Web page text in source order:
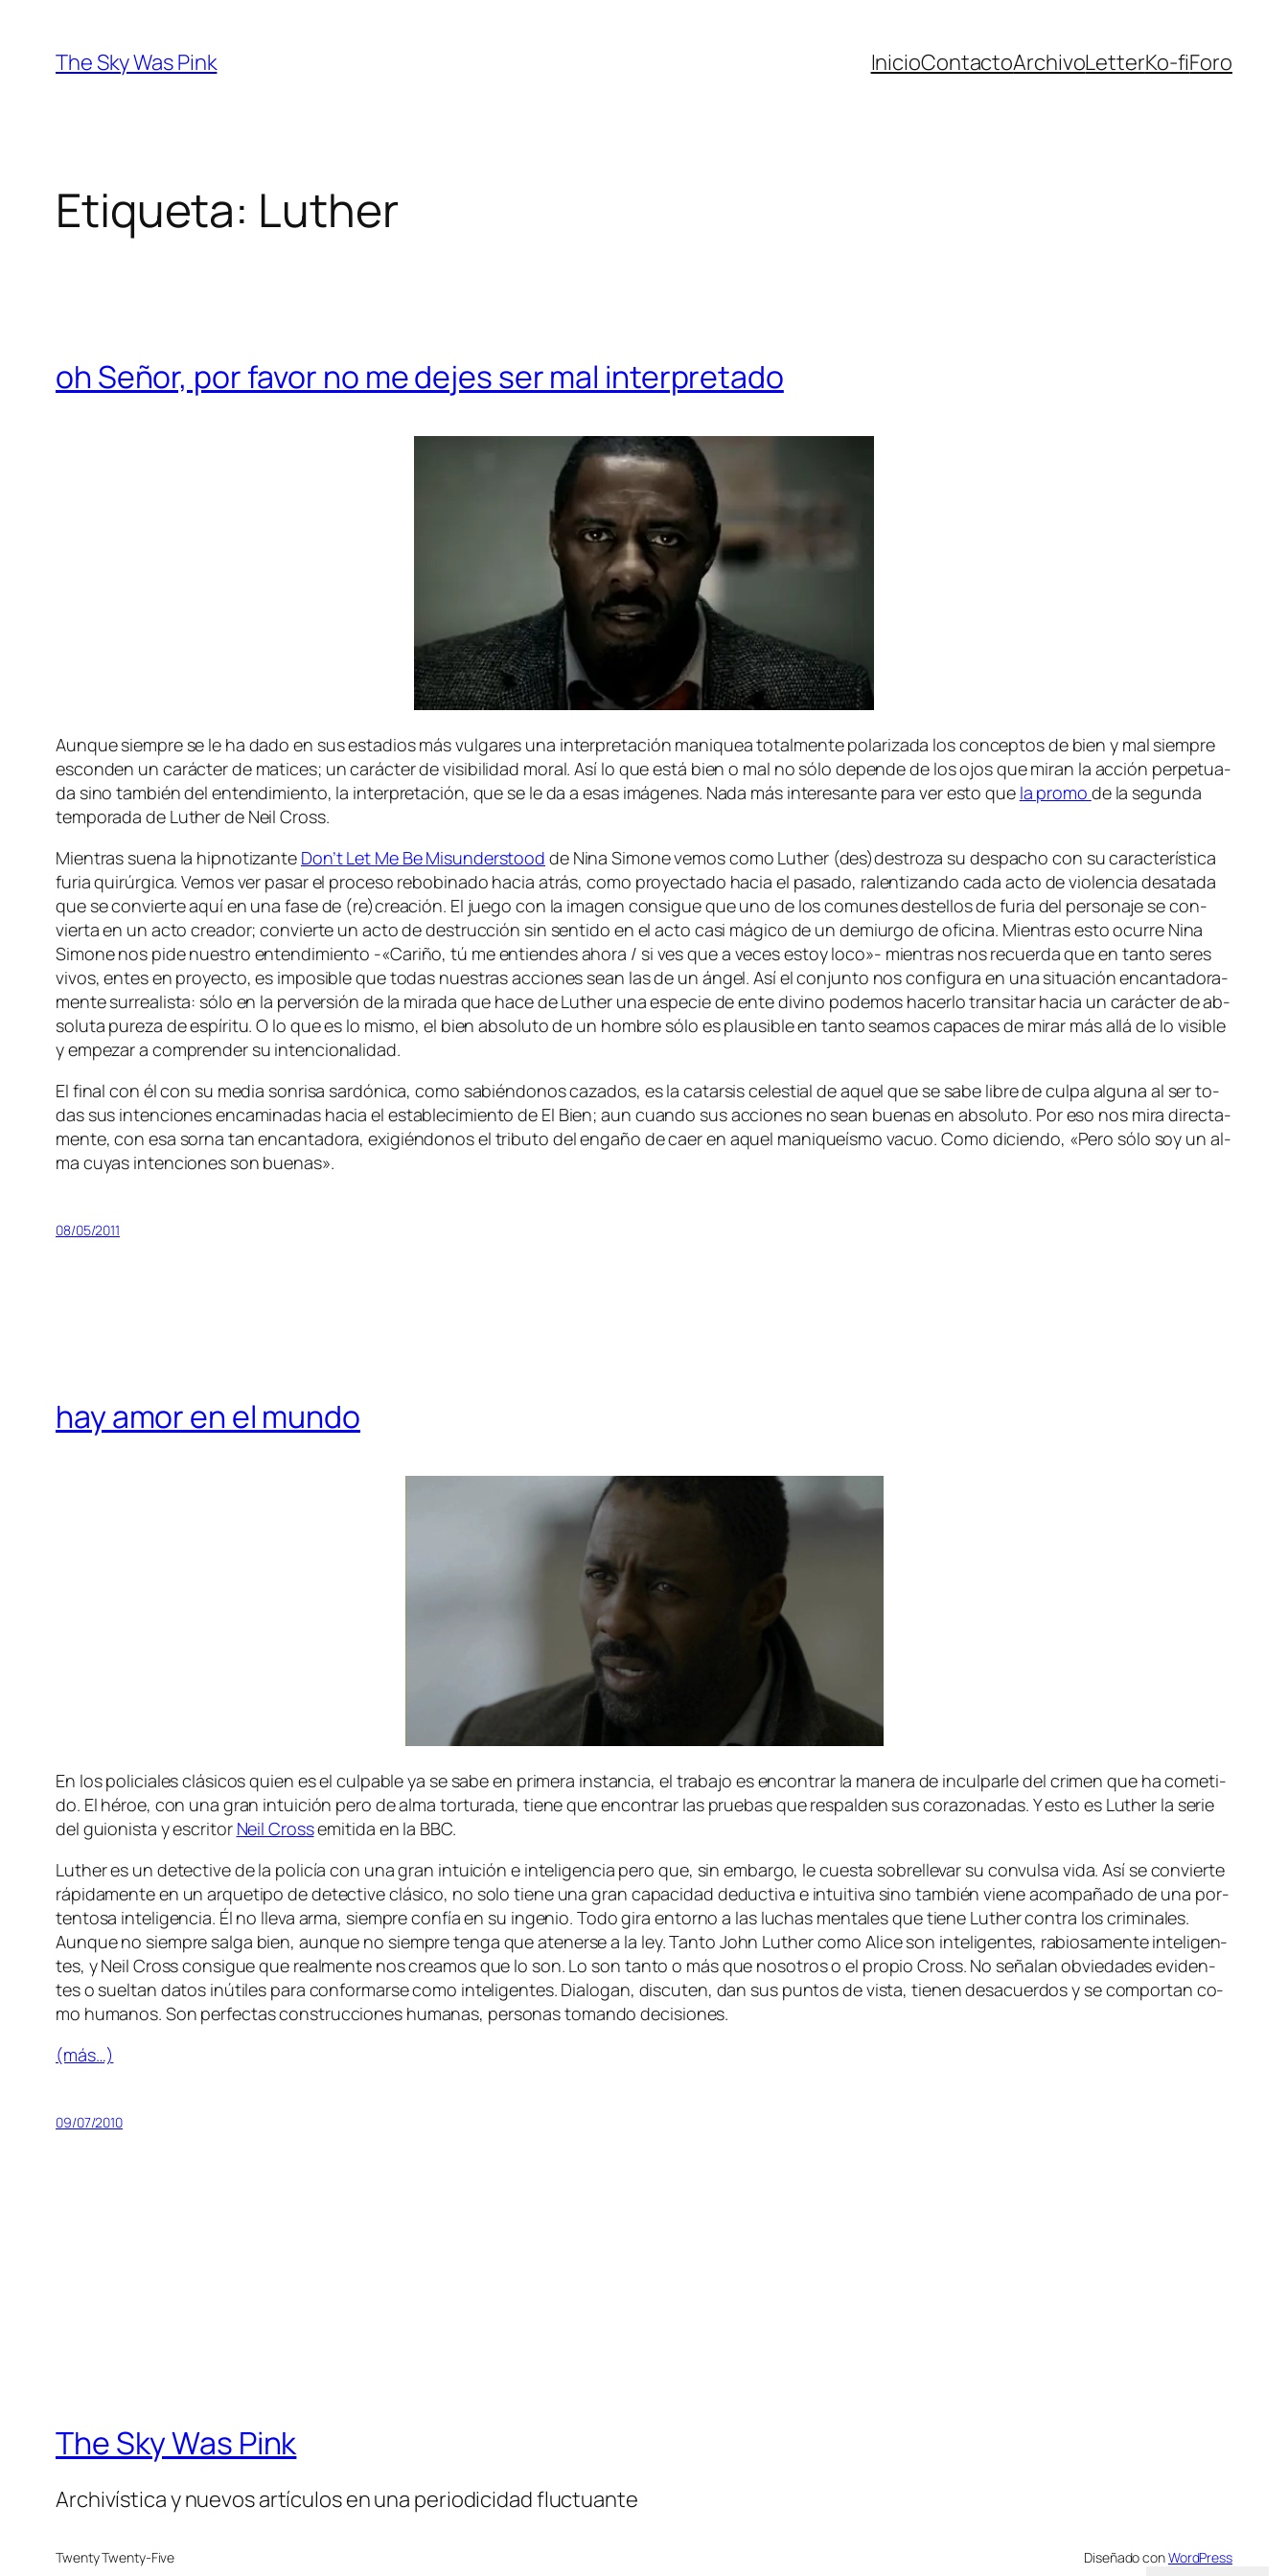
contenido
The Sky Was Pink InicioContactoArchivoLetterKo-fiForo
Etiqueta: Luther
oh Señor, por favor no me dejes ser mal interpretado
Aunque siem­pre se le ha da­do en sus es­ta­dios más vul­ga­res una in­ter­pre­ta­ción ma­ni­quea to­tal­men­te po­la­ri­za­da los con­cep­tos de bien y mal siem­pre
es­con­den un ca­rác­ter de ma­ti­ces; un ca­rác­ter de vi­si­bi­li­dad mo­ral. Así lo que es­tá bien o mal no só­lo de­pen­de de los ojos que mi­ran la ac­ción per­pe­tua­
da sino tam­bién del en­ten­di­mien­to, la in­ter­pre­ta­ción, que se le da a esas imá­ge­nes. Nada más in­tere­san­te pa­ra ver es­to que la pro­mo de la se­gun­da
tem­po­ra­da de Luther de Neil Cross.
Mientras sue­na la hip­no­ti­zan­te Don’t Let Me Be Misunderstood de Nina Simone ve­mos co­mo Luther (des)destroza su des­pa­cho con su ca­rac­te­rís­ti­ca
fu­ria qui­rúr­gi­ca. Vemos ver pa­sar el pro­ce­so re­bo­bi­na­do ha­cia atrás, co­mo pro­yec­ta­do ha­cia el pa­sa­do, ra­len­ti­zan­do ca­da ac­to de vio­len­cia des­ata­da
que se con­vier­te aquí en una fa­se de (re)creación. El jue­go con la ima­gen con­si­gue que uno de los co­mu­nes des­te­llos de fu­ria del per­so­na­je se con­
vier­ta en un ac­to crea­dor; con­vier­te un ac­to de des­truc­ción sin sen­ti­do en el ac­to ca­si má­gi­co de un de­miur­go de ofi­ci­na. Mientras es­to ocu­rre Nina
Simone nos pi­de nues­tro en­ten­di­mien­to -«Cariño, tú me en­tien­des aho­ra / si ves que a ve­ces es­toy lo­co»- mien­tras nos re­cuer­da que en tan­to se­res
vi­vos, en­tes en pro­yec­to, es im­po­si­ble que to­das nues­tras ac­cio­nes sean las de un án­gel. Así el con­jun­to nos con­fi­gu­ra en una si­tua­ción en­can­ta­do­ra­
men­te su­rrea­lis­ta: só­lo en la per­ver­sión de la mi­ra­da que ha­ce de Luther una es­pe­cie de en­te di­vino po­de­mos ha­cer­lo tran­si­tar ha­cia un ca­rác­ter de ab­
so­lu­ta pu­re­za de es­pí­ri­tu. O lo que es lo mis­mo, el bien ab­so­lu­to de un hom­bre só­lo es plau­si­ble en tan­to sea­mos ca­pa­ces de mi­rar más allá de lo vi­si­ble
y em­pe­zar a com­pren­der su intencionalidad.
El fi­nal con él con su me­dia son­ri­sa sar­dó­ni­ca, co­mo sa­bién­do­nos ca­za­dos, es la ca­tar­sis ce­les­tial de aquel que se sa­be li­bre de cul­pa al­gu­na al ser to­
das sus in­ten­cio­nes en­ca­mi­na­das ha­cia el es­ta­ble­ci­mien­to de El Bien; aun cuan­do sus ac­cio­nes no sean bue­nas en ab­so­lu­to. Por eso nos mi­ra di­rec­ta­
men­te, con esa sor­na tan en­can­ta­do­ra, exi­gién­do­nos el tri­bu­to del en­ga­ño de caer en aquel ma­ni­queís­mo va­cuo. Como di­cien­do, «Pero só­lo soy un al­
ma cu­yas in­ten­cio­nes son buenas».
08/05/2011
hay amor en el mundo
En los po­li­cia­les clá­si­cos quien es el cul­pa­ble ya se sa­be en pri­me­ra ins­tan­cia, el tra­ba­jo es en­con­trar la ma­ne­ra de in­cul­par­le del cri­men que ha co­me­ti­
do. El hé­roe, con una gran in­tui­ción pe­ro de al­ma tor­tu­ra­da, tie­ne que en­con­trar las prue­bas que res­pal­den sus co­ra­zo­na­das. Y es­to es Luther la se­rie
del guio­nis­ta y es­cri­tor Neil Crossemi­ti­da en la BBC.
Luther es un de­tec­ti­ve de la po­li­cía con una gran in­tui­ción e in­te­li­gen­cia pe­ro que, sin em­bar­go, le cues­ta so­bre­lle­var su con­vul­sa vi­da. Así se con­vier­te
rá­pi­da­men­te en un ar­que­ti­po de de­tec­ti­ve clá­si­co, no so­lo tie­ne una gran ca­pa­ci­dad de­duc­ti­va e in­tui­ti­va sino tam­bién vie­ne acom­pa­ña­do de una por­
ten­to­sa in­te­li­gen­cia. Él no lle­va ar­ma, siem­pre con­fía en su in­ge­nio. Todo gi­ra en­torno a las lu­chas men­ta­les que tie­ne Luther con­tra los cri­mi­na­les.
Aunque no siem­pre sal­ga bien, aun­que no siem­pre ten­ga que ate­ner­se a la ley. Tanto John Luther co­mo Alice son in­te­li­gen­tes, ra­bio­sa­men­te in­te­li­gen­
tes, y Neil Cross con­si­gue que real­men­te nos crea­mos que lo son. Lo son tan­to o más que no­so­tros o el pro­pio Cross. No se­ña­lan ob­vie­da­des evi­den­
tes o suel­tan da­tos inú­ti­les pa­ra con­for­mar­se co­mo in­te­li­gen­tes. Dialogan, dis­cu­ten, dan sus pun­tos de vis­ta, tie­nen des­acuer­dos y se com­por­tan co­
mo hu­ma­nos. Son per­fec­tas cons­truc­cio­nes hu­ma­nas, per­so­nas to­man­do decisiones.
(más…)
09/07/2010
The Sky Was Pink
Archivística y nuevos artículos en una periodicidad fluctuante
Twenty Twenty-Five Diseñado conWordPress